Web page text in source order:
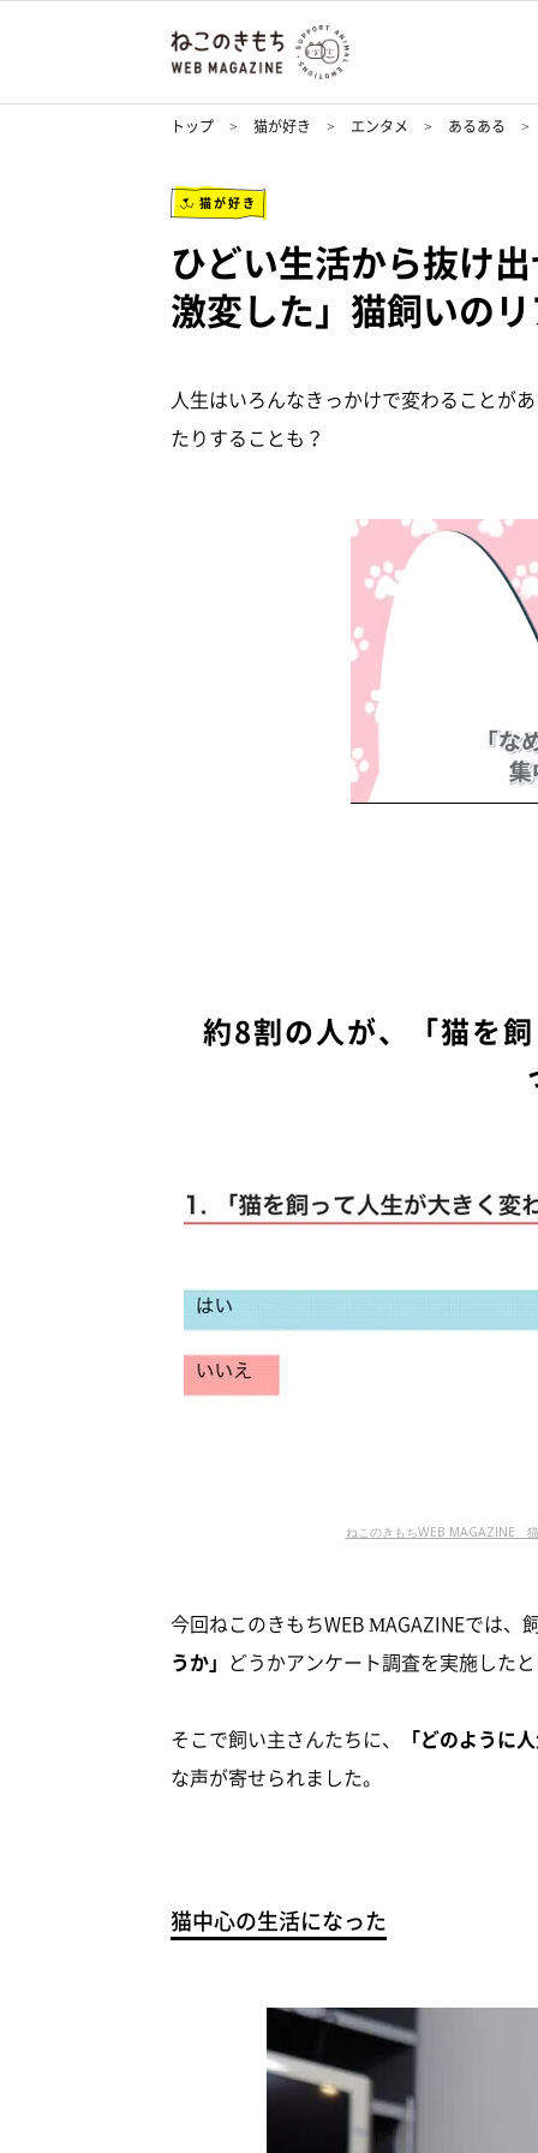
トップ 猫が好き エンタメ あるある
猫が好き
ひどい生活から抜け
激変した」猫飼いの
人生はいろんなきっかけで変わることが
たりすることも？
約8割の人が、「猫を
ねこのきもちWEB MAGAZINE
今回ねこのきもちWEB MAGAZINEでは、
うか」 どうかアンケート調査を実施した
そこで飼い主さんたちに、
「どのように
な声が寄せられました。
猫中心の生活になった